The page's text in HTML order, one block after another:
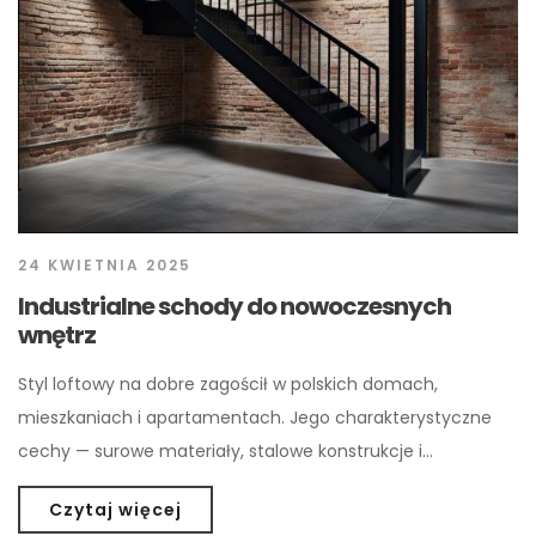
24 KWIETNIA 2025
Industrialne schody do nowoczesnych
wnętrz
Styl loftowy na dobre zagościł w polskich domach,
mieszkaniach i apartamentach. Jego charakterystyczne
cechy — surowe materiały, stalowe konstrukcje i…
Czytaj więcej